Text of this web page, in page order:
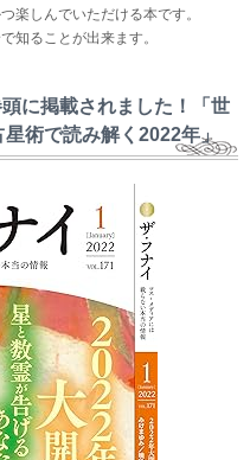
楽しんでいただける本です。
知ることが出来ます。
に掲載されました！「世
術で読み解く2022年」